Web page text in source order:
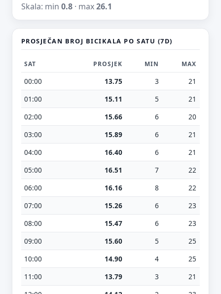
Skala: min 0.8· max26.1
PROSJEČAN BROJ BICIKALA PO SATU (7D)
SAT PROSJEK MIN MAX
00:00 13.75 3
21
01:00
15.11 5
21
02:00
15.66 6
20
03:00
15.89 6
21
04:00
16.40 6
21
05:00
16.51 7
22
06:00
16.16 8
22
07:00
15.26 6
23
08:00
15.47 6
23
09:00
15.60 5
25
10:00
14.90 4
25
11:00
13.79 3
21